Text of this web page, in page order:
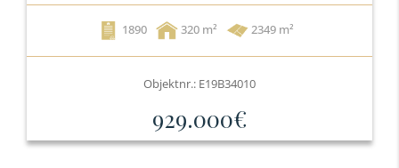
1890 320 2349 m²
Objektnr.: E19B34010
929.000€